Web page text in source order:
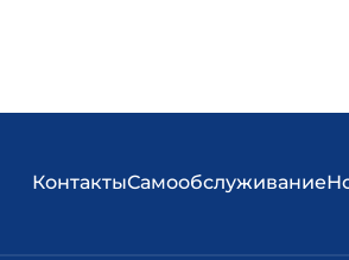
КонтактыСамообслуживание